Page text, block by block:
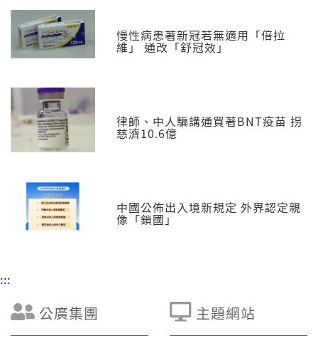
慢性病患著新冠若無適用「倍拉
維」 通改「舒冠效」
律師、中人騙講通買著BNT疫苗 拐
慈濟10.6億
中國公佈出入境新規定 外界認定親
像「鎖國」
:::
公廣集團 主題網站